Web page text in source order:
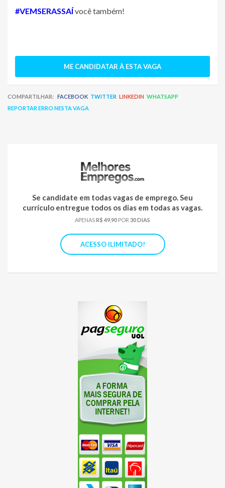
#VEMSERASSAÍvocê também!
ME CANDIDATAR À ESTA VAGA
COMPARTILHAR: FACEBOOK TWITTER LINKEDIN WHATSAPP
REPORTAR ERRO NESTA VAGA
Se candidate em todas vagas de emprego. Seu
currículo entregue todos os dias em todas as vagas.
APENASR$ 49,90 POR 30 DIAS
ACESSO ILIMITADO!